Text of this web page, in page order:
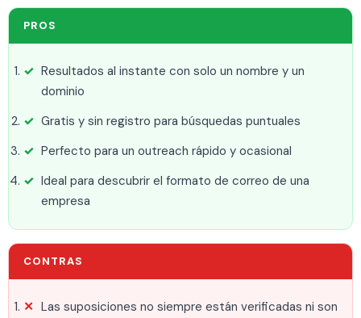
PROS
Resultados al instante con solo un nombre y un
dominio
Gratis y sin registro para búsquedas puntuales
Perfecto para un outreach rápido y ocasional
Ideal para descubrir el formato de correo de una
empresa
CONTRAS
Las suposiciones no siempre están verificadas ni son